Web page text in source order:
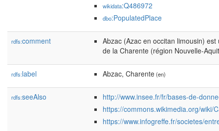
wikidata:Q486972
dbo:PopulatedPlace
rdfs:comment
Abzac (Azac en occitan limousin)
de la Charente (région Nouvelle-
rdfs:label Abzac, Charente(en)
rdfs:seeAlso
http://www.insee.fr/fr/bases-de-
https://commons.wikimedia.org/wiki/
https://www.infogreffe.fr/societes/